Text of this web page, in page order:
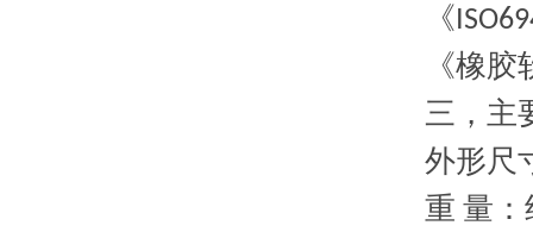
《
《橡胶
三， 主
外形尺
重 量：